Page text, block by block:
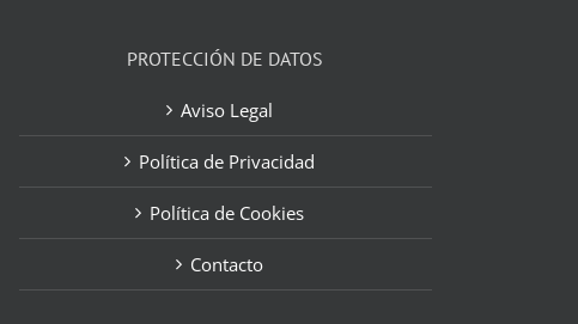
PROTECCIÓN DE DATOS
Aviso Legal
Política de Privacidad
Política de Cookies
Contacto